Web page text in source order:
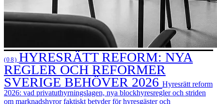
(08) HYRESRÄTT REFORM: NYA
REGLER OCH REFORMER
SVERIGE BEHÖVER 2026 Hyresrätt reform
2026: vad privatuthyrningslagen, nya blockhyresregler och striden
om marknadshyror faktiskt betyder för hyresgäster och